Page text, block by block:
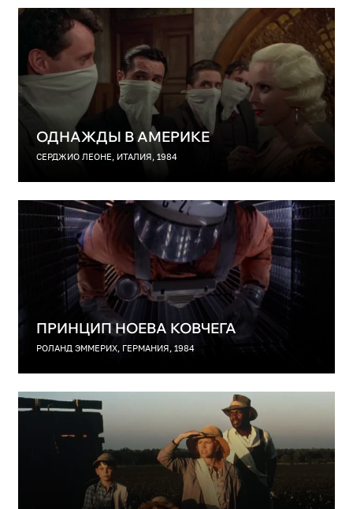
ОДНАЖДЫ В АМЕРИКЕ
СЕРДЖИО ЛЕОНЕ, ИТАЛИЯ, 1984
ПРИНЦИП НОЕВА КОВЧЕГА
РОЛАНД ЭММЕРИХ, ГЕРМАНИЯ, 1984